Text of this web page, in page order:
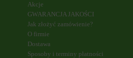
Akcje
GWARANCJA JAKOŚCI
Jak złożyć zamówienie?
O firmie
Dostawa
Sposoby i terminy płatności